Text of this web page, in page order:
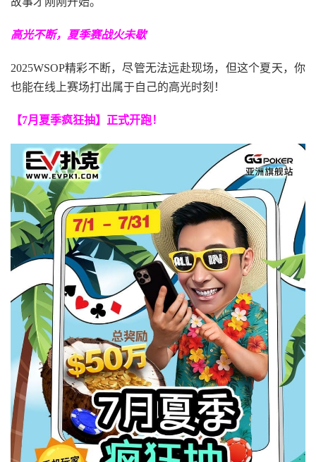
高光不断，夏季赛战火未歇
2025WSOP精彩不断，尽管无法远赴现场，但这个夏天，你
也能在线上赛场打出属于自己的高光时刻！
【7月夏季疯狂抽】正式开跑！